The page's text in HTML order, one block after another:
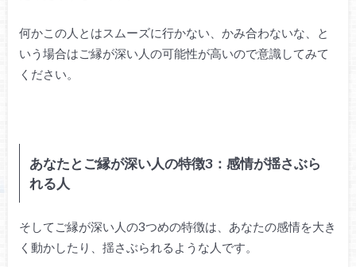
何かこの人とはスムーズに行かない、かみ合わないな、と
いう場合はご縁が深い人の可能性が高いので意識してみて
ください。
あなたとご縁が深い人の特徴3：感情が揺さぶら
れる人
そしてご縁が深い人の3つめの特徴は、あなたの感情を大き
く動かしたり、揺さぶられるような人です。